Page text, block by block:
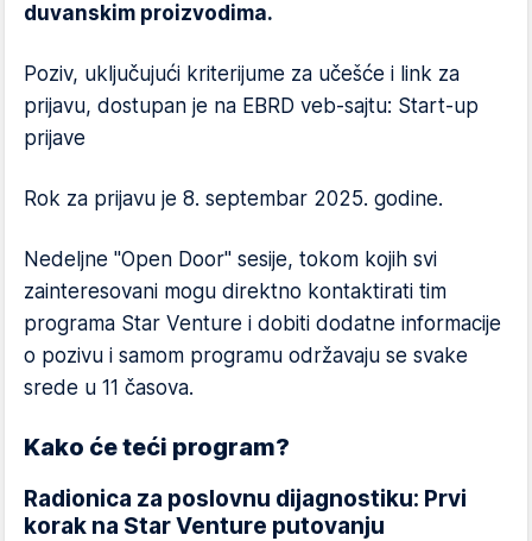
duvanskim proizvodima.
Poziv, uključujući kriterijume za učešće i link za
prijavu, dostupan je na EBRD veb-sajtu: Start-up
prijave
Rok za prijavu je 8. septembar 2025. godine.
Nedeljne "Open Door" sesije, tokom kojih svi
zainteresovani mogu direktno kontaktirati tim
programa Star Venture i dobiti dodatne informacije
o pozivu i samom programu održavaju se svake
srede u 11 časova.
Kako će teći program?
Radionica za poslovnu dijagnostiku: Prvi
korak na Star Venture putovanju